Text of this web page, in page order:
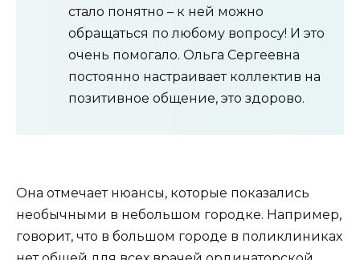
стало понятно – к ней можно
обращаться по любому вопросу! И это
очень помогало. Ольга Сергеевна
постоянно настраивает коллектив на
позитивное общение, это здорово.
Она отмечает нюансы, которые показались
необычными в небольшом городке. Например,
говорит, что в большом городе в поликлиниках